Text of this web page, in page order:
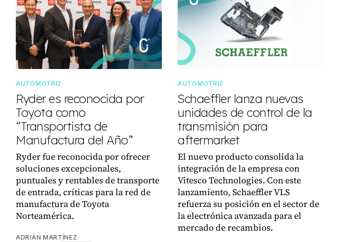
AUTOMOTRIZ
Ryder es reconocida por
Toyota como
“Transportista de
Manufactura del Año”
Ryder fue reconocida por ofrecer
soluciones excepcionales,
puntuales y rentables de transporte
de entrada, críticas para la red de
manufactura de Toyota
Norteamérica.
ADRIÁN MARTÍNEZ
AUTOMOTRIZ
Schaeffler lanza nuevas
unidades de control de la
transmisión para
aftermarket
El nuevo producto consolida la
integración de la empresa con
Vitesco Technologies. Con este
lanzamiento, Schaeffler VLS
refuerza su posición en el sector de
la electrónica avanzada para el
mercado de recambios.